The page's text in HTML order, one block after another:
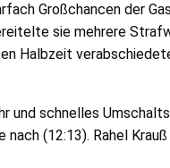
Großchancen der
sie mehrere
Halbzeit
schnelles
(12:13). Rahel